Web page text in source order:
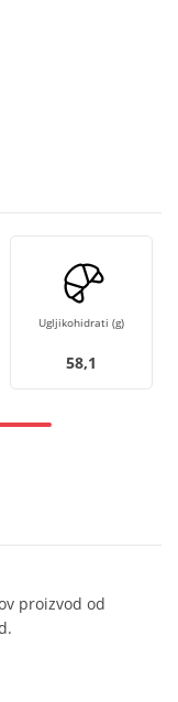
Ugljikohidrati (g)
58,1
proizvod od